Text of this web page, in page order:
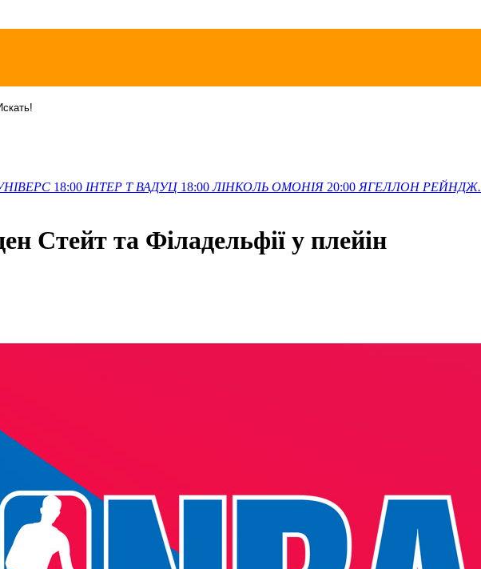
18:00 ІНТЕР Т ВАДУЦ 18:00 ЛІНКОЛЬ ОМОНІЯ 20:00 ЯГЕЛЛОН РЕЙНДЖ.
Стейт та Філадельфії у плейін